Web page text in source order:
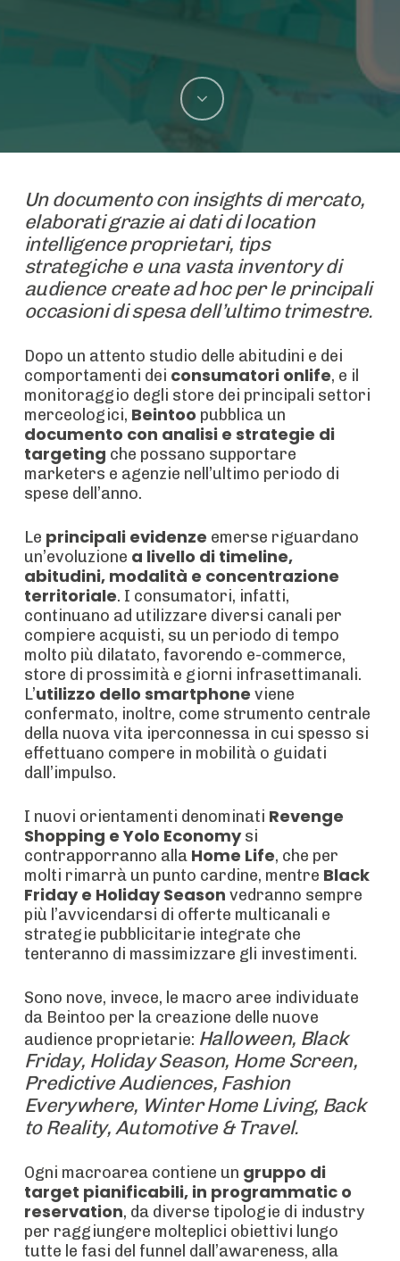
Un documento con insights di mercato,
elaborati grazie ai dati di location
intelligence proprietari, tips
strategiche e una vasta inventory di
audience create ad hoc per le principali
occasioni di spesa dell’ultimo trimestre.
Dopo un attento studio delle abitudini e dei
comportamenti dei consumatori onlife, e il
monitoraggio degli store dei principali settori
merceologici, Beintoo pubblica un
documento con analisi e strategie di
targeting che possano supportare
marketers e agenzie nell’ultimo periodo di
spese dell’anno.
Le principali evidenze emerse riguardano
un’evoluzione a livello di timeline,
abitudini, modalità e concentrazione
territoriale. I consumatori, infatti,
continuano ad utilizzare diversi canali per
compiere acquisti, su un periodo di tempo
molto più dilatato, favorendo e-commerce,
store di prossimità e giorni infrasettimanali.
L’utilizzo dello smartphone viene
confermato, inoltre, come strumento centrale
della nuova vita iperconnessa in cui spesso si
effettuano compere in mobilità o guidati
dall’impulso.
I nuovi orientamenti denominati Revenge
Shopping e Yolo Economysi
contrapporranno alla Home Life, che per
molti rimarrà un punto cardine, mentre Black
Friday e Holiday Season vedranno sempre
più l’avvicendarsi di offerte multicanali e
strategie pubblicitarie integrate che
tenteranno di massimizzare gli investimenti.
Sono nove, invece, le macro aree individuate
da Beintoo per la creazione delle nuove
audience proprietarie: Halloween, Black
Friday, Holiday Season, Home Screen,
Predictive Audiences, Fashion
Everywhere, Winter Home Living, Back
to Reality, Automotive & Travel.
Ogni macroarea contiene un gruppo di
target pianificabili, in programmatic o
reservation, da diverse tipologie di industry
per raggiungere molteplici obiettivi lungo
tutte le fasi del funnel dall’awareness, alla